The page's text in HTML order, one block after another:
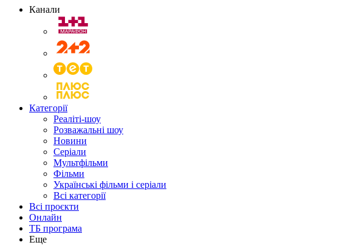
Канали
Категорії
Реаліті-шоу
Розважальні шоу
Новини
Серіали
Мультфільми
Фільми
Українські фільми і серіали
Всі категорії
Всі проєкти
Онлайн
ТБ програма
Еще